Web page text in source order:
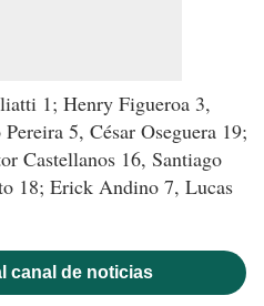
1; Henry Figueroa 3,
5, César Oseguera 19;
Castellanos 16, Santiago
18; Erick Andino 7, Lucas
canal de noticias